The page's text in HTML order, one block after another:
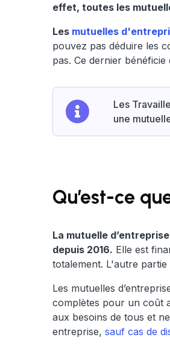
effet, toutes les
Les mutuelles
pouvez pas déduire les
pas. Ce dernier
Les
une
Qu’est-ce
La mutuelle
depuis 2016. Elle est
totalement. L'autre
Les mutuelles
complètes pour un coût
aux besoins de tous et
entreprise, sauf cas de